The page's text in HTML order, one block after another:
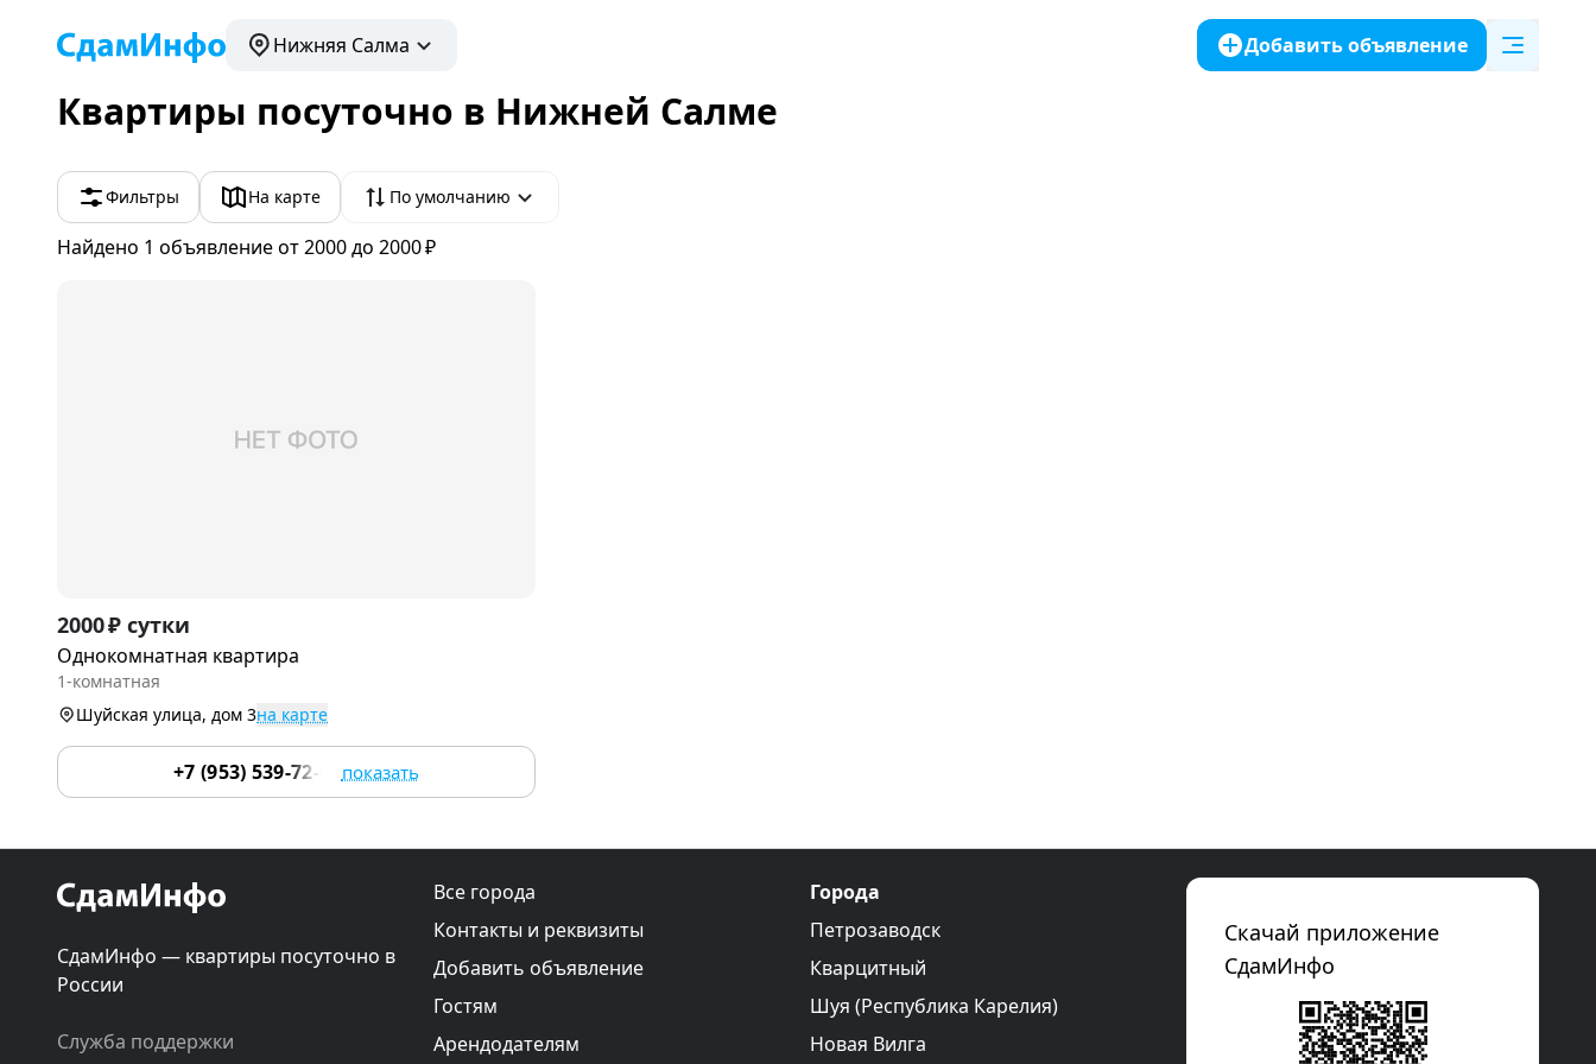
Нижняя Салма Добавить объявление
Квартиры посуточно в Нижней Салме
Фильтры На карте По умолчанию
Найдено 1 объявлениеот 2000 до 2000 ₽
Item
1
of
2000 ₽ сутки
Однокомнатная квартира
1-комнатная
Шуйская улица, дом 3на карте
+7 (953) 539-72-93показать
СдамИнфо — квартиры посуточно в
России
Служба поддержки
Все города
Контакты и реквизиты
Добавить объявление
Гостям
Арендодателям
Города
Петрозаводск
Кварцитный
Шуя (Республика Карелия)
Новая Вилга
Скачай приложение
СдамИнфо